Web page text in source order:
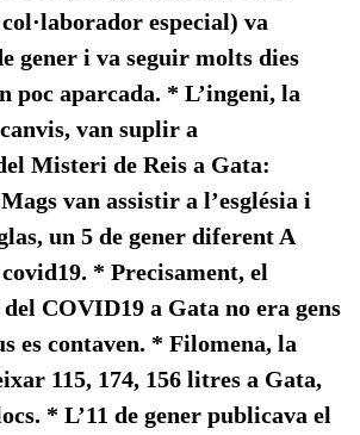
especial) va
gener i va seguir molts dies
poc aparcada. * L’ingeni, la
van suplir a
Misteri de Reis a Gata:
van assistir a l’església i
un 5 de gener diferent A
* Precisament, el
COVID19 a Gata no era gens
es contaven. * Filomena, la
115, 174, 156 litres a Gata,
* L’11 de gener publicava el